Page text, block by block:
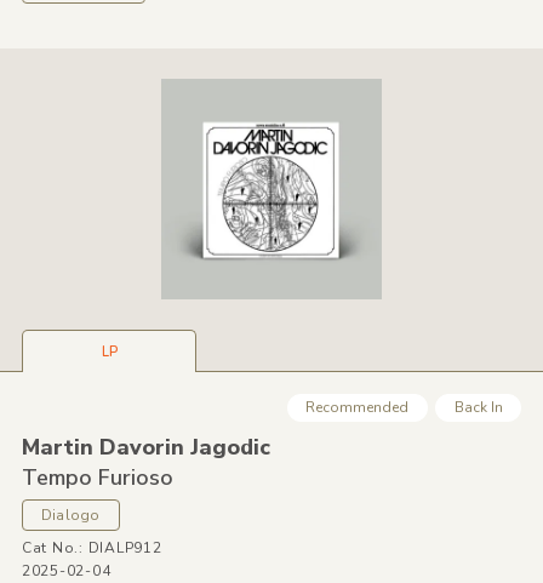
LP
Recommended Back In
Martin Davorin Jagodic
Tempo Furioso
Dialogo
Cat No.: DIALP912
2025-02-04